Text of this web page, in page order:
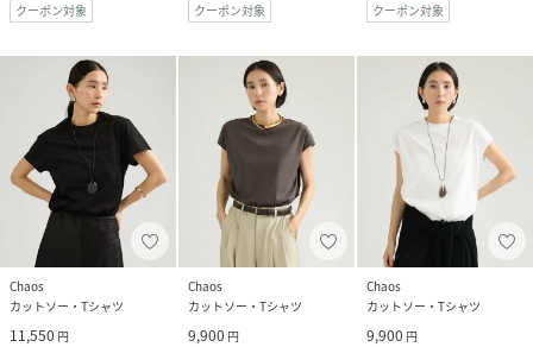
クーポン対象
クーポン対象
クーポン対象
Chaos
カットソー・Tシャツ
11,550 円
Chaos
カットソー・Tシャツ
9,900 円
Chaos
カットソー・Tシャツ
9,900 円